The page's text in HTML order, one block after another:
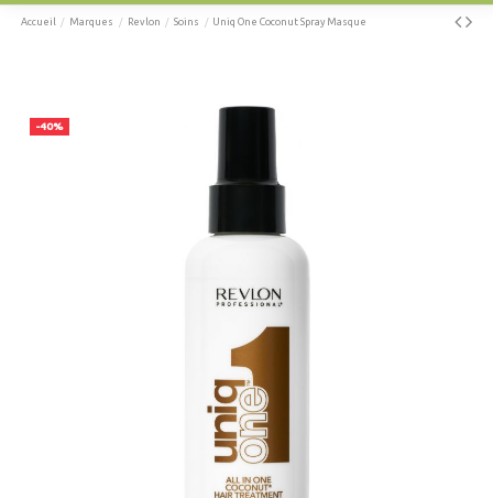
Accueil Marques Revlon Soins Uniq One Coconut Spray Masque
-40%